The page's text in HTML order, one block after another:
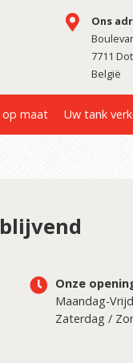
Ons
7711
België
op maat Uw tank
Onze
Maandag-
Zaterdag /